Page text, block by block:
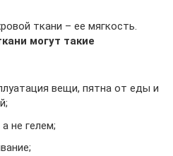
ткани – ее мягкость.
могут такие
вещи, пятна от еды и
не гелем;